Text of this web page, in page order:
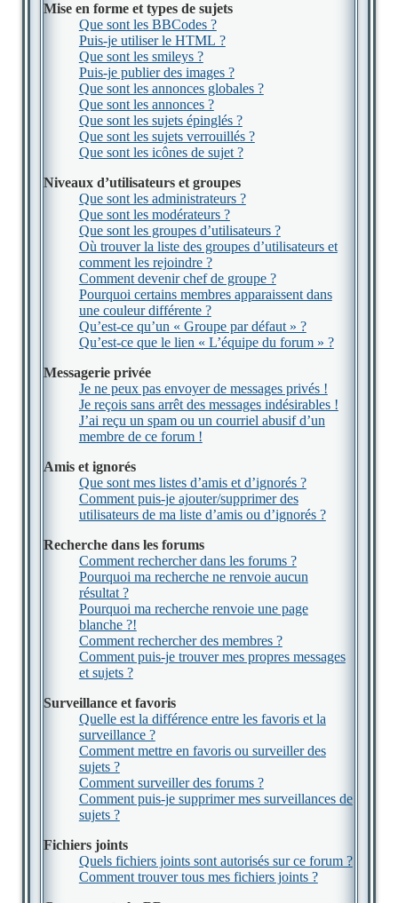
Mise en forme et types de sujets
Que sont les BBCodes ?
Puis-je utiliser le HTML ?
Que sont les smileys ?
Puis-je publier des images ?
Que sont les annonces globales ?
Que sont les annonces ?
Que sont les sujets épinglés ?
Que sont les sujets verrouillés ?
Que sont les icônes de sujet ?
Niveaux d’utilisateurs et groupes
Que sont les administrateurs ?
Que sont les modérateurs ?
Que sont les groupes d’utilisateurs ?
Où trouver la liste des groupes d’utilisateurs et
comment les rejoindre ?
Comment devenir chef de groupe ?
Pourquoi certains membres apparaissent dans
une couleur différente ?
Qu’est-ce qu’un « Groupe par défaut » ?
Qu’est-ce que le lien « L’équipe du forum » ?
Messagerie privée
Je ne peux pas envoyer de messages privés !
Je reçois sans arrêt des messages indésirables !
J’ai reçu un spam ou un courriel abusif d’un
membre de ce forum !
Amis et ignorés
Que sont mes listes d’amis et d’ignorés ?
Comment puis-je ajouter/supprimer des
utilisateurs de ma liste d’amis ou d’ignorés ?
Recherche dans les forums
Comment rechercher dans les forums ?
Pourquoi ma recherche ne renvoie aucun
résultat ?
Pourquoi ma recherche renvoie une page
blanche ?!
Comment rechercher des membres ?
Comment puis-je trouver mes propres messages
et sujets ?
Surveillance et favoris
Quelle est la différence entre les favoris et la
surveillance ?
Comment mettre en favoris ou surveiller des
sujets ?
Comment surveiller des forums ?
Comment puis-je supprimer mes surveillances de
sujets ?
Fichiers joints
Quels fichiers joints sont autorisés sur ce forum ?
Comment trouver tous mes fichiers joints ?